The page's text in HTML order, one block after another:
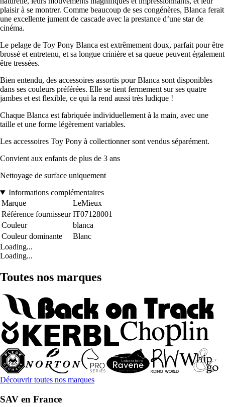
plaisir à se montrer. Comme beaucoup de ses congénères, Blanca ferait
une excellente jument de cascade avec la prestance d’une star de
cinéma.
Le pelage de Toy Pony Blanca est extrêmement doux, parfait pour être
brossé et entretenu, et sa longue crinière et sa queue peuvent également
être tressées.
Bien entendu, des accessoires assortis pour Blanca sont disponibles
dans ses couleurs préférées. Elle se tient fermement sur ses quatre
jambes et est flexible, ce qui la rend aussi très ludique !
Chaque Blanca est fabriquée individuellement à la main, avec une
taille et une forme légèrement variables.
Les accessoires Toy Pony à collectionner sont vendus séparément.
Convient aux enfants de plus de 3 ans
Nettoyage de surface uniquement
Informations complémentaires
Marque
LeMieux
Référence fournisseur IT07128001
Couleur
blanca
Couleur dominante
Blanc
Loading...
Loading...
Toutes nos marques
Découvrir toutes nos marques
SAV en France